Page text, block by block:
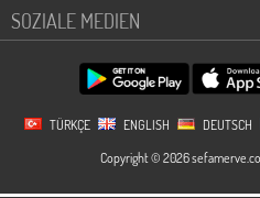
SOZIALE MEDIEN
TÜRKÇE ENGLISH DEUTSCH
Copyright © 2026